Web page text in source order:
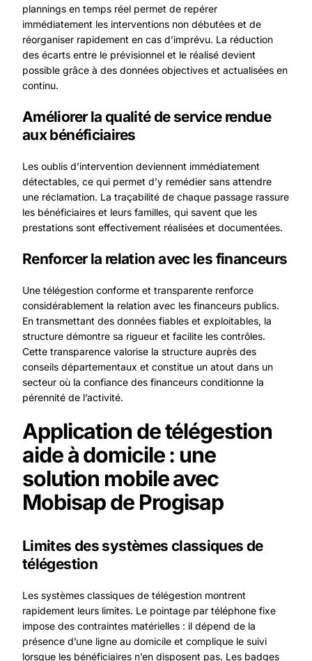
plannings en temps réel permet de repérer
immédiatement les interventions non débutées et de
réorganiser rapidement en cas d’imprévu. La réduction
des écarts entre le prévisionnel et le réalisé devient
possible grâce à des données objectives et actualisées en
continu.
Améliorer la qualité de service rendue
aux bénéficiaires
Les oublis d’intervention deviennent immédiatement
détectables, ce qui permet d’y remédier sans attendre
une réclamation. La traçabilité de chaque passage rassure
les bénéficiaires et leurs familles, qui savent que les
prestations sont effectivement réalisées et documentées.
Renforcer la relation avec les financeurs
Une télégestion conforme et transparente renforce
considérablement la relation avec les financeurs publics.
En transmettant des données fiables et exploitables, la
structure démontre sa rigueur et facilite les contrôles.
Cette transparence valorise la structure auprès des
conseils départementaux et constitue un atout dans un
secteur où la confiance des financeurs conditionne la
pérennité de l’activité.
Application de télégestion
aide à domicile : une
solution mobile avec
Mobisap de Progisap
Limites des systèmes classiques de
télégestion
Les systèmes classiques de télégestion montrent
rapidement leurs limites. Le pointage par téléphone fixe
impose des contraintes matérielles : il dépend de la
présence d’une ligne au domicile et complique le suivi
lorsque les bénéficiaires n’en disposent pas. Les badges